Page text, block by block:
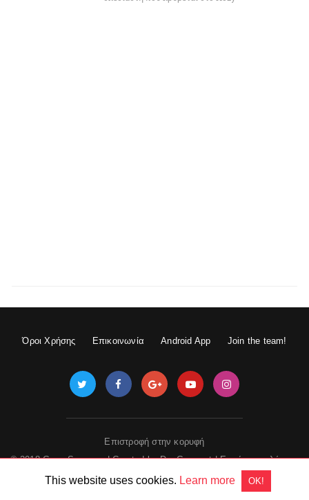
Όροι Χρήσης Επικοινωνία Android App Join the team!
Επιστροφή στην κορυφή
© 2018 GameSpace.gr | Created byDevGuru.net|Εμφάνιση πλήρους
This website uses cookies. Learn more OK!